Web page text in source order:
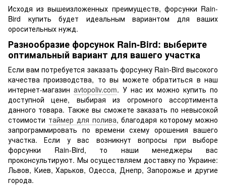
Исходя из вышеизложенных преимуществ, форсунки Rain-
Bird купить будет идеальным вариантом для ваших
оросительных нужд.
Разнообразие форсунок Rain-Bird: выберите
оптимальный вариант для вашего участка
Если вам потребуется заказать форсунку Rain-Bird высокого
качества производства, то вы можете обратиться в наш
интернет-магазин avtopoliv.com. У нас их можно купить по
доступной цене, выбирая из огромного ассортимента
данного товара. Также вы сможете заказать по невысокой
стоимости таймер для полива, благодаря которому можно
запрограммировать по времени схему орошения вашего
участка. Если у вас возникнут вопросы при выборе
форсунки Rain-Bird, то наши менеджеры вас
проконсультируют. Мы осуществляем доставку по Украине:
Львов, Киев, Харьков, Одесса, Днепр, Запорожье и другие
города.